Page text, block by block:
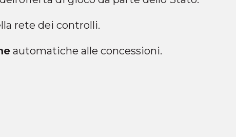
rete dei controlli.
automatiche alle concessioni.